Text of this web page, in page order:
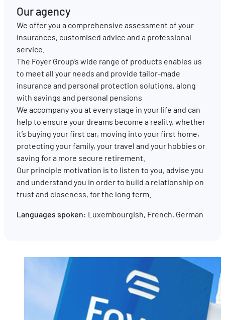
Search site
ENFRDE
Our agency
We offer you a comprehensive assessment of your
insurances, customised advice and a professional
service.
The Foyer Group’s wide range of products enables us
to meet all your needs and provide tailor-made
insurance and personal protection solutions, along
with savings and personal pensions
We accompany you at every stage in your life and can
help to ensure your dreams become a reality, whether
it’s buying your first car, moving into your first home,
protecting your family, your travel and your hobbies or
saving for a more secure retirement.
Our principle motivation is to listen to you, advise you
and understand you in order to build a relationship on
trust and closeness, for the long term.
Languages spoken: Luxembourgish, French, German